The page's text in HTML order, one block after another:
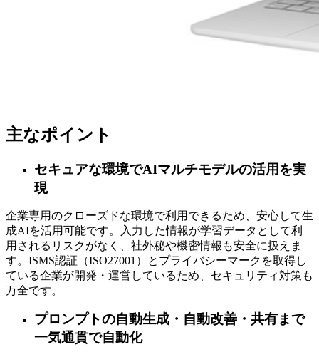
主なポイント
セキュアな環境でAIマルチモデルの活用を実
現
企業専用のクローズドな環境で利用できるため、安心して生
成AIを活用可能です。入力した情報が学習データとして利
用されるリスクがなく、社外秘や機密情報も安全に扱えま
す。ISMS認証（ISO27001）とプライバシーマークを取得し
ている企業が開発・運営しているため、セキュリティ対策も
万全です。
プロンプトの自動生成・自動改善・共有まで
一気通貫で自動化